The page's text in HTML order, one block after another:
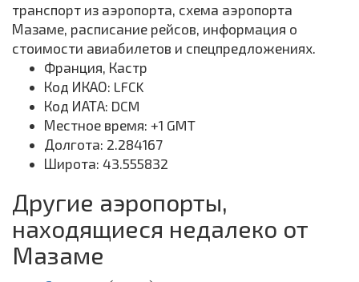
транспорт из аэропорта, схема аэропорта
Мазаме, расписание рейсов, информация о
стоимости авиабилетов и спецпредложениях.
Франция, Кастр
Код ИКАО: LFCK
Код ИАТА: DCM
Местное время: +1 GMT
Долгота: 2.284167
Широта: 43.555832
Другие аэропорты,
находящиеся недалеко от
Мазаме